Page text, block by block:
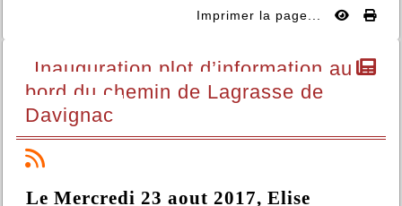
Imprimer la page...
Inauguration plot d’information au
bord du chemin de Lagrasse de
Davignac
Le Mercredi 23 aout 2017, Elise